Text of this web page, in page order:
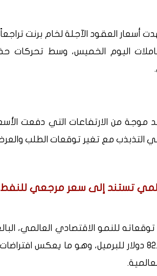
اليوم الخميس، وسط تحركات
موجة من الارتفاعات التي دفعت
في التذبذب مع تغير توقعات الطلب
تستند إلى سعر مرجعي للنفط
نفط عند مستوى 82.22 دولار للبرميل، وهو ما